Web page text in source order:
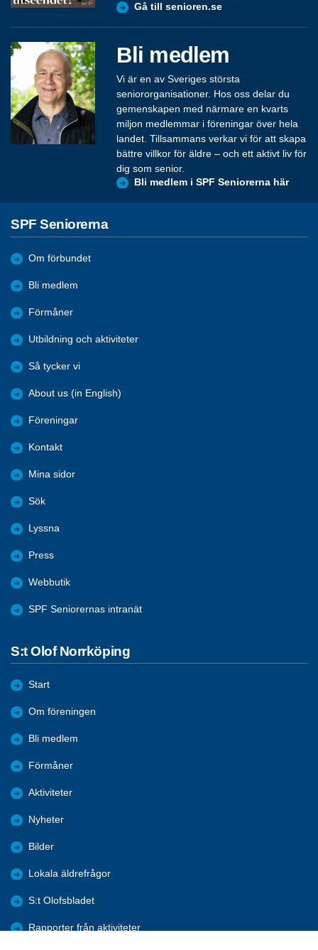
Gå till senioren.se
Bli medlem
Vi är en av Sveriges största
seniororganisationer. Hos oss delar du
gemenskapen med närmare en kvarts
miljon medlemmar i föreningar över hela
landet. Tillsammans verkar vi för att skapa
bättre villkor för äldre – och ett aktivt liv för
dig som senior.
Bli medlem i SPF Seniorerna här
SPF Seniorerna
Om förbundet
Bli medlem
Förmåner
Utbildning och aktiviteter
Så tycker vi
About us (in English)
Föreningar
Kontakt
Mina sidor
Sök
Lyssna
Press
Webbutik
SPF Seniorernas intranät
S:t Olof Norrköping
Start
Om föreningen
Bli medlem
Förmåner
Aktiviteter
Nyheter
Bilder
Lokala äldrefrågor
S:t Olofsbladet
Rapporter från aktiviteter